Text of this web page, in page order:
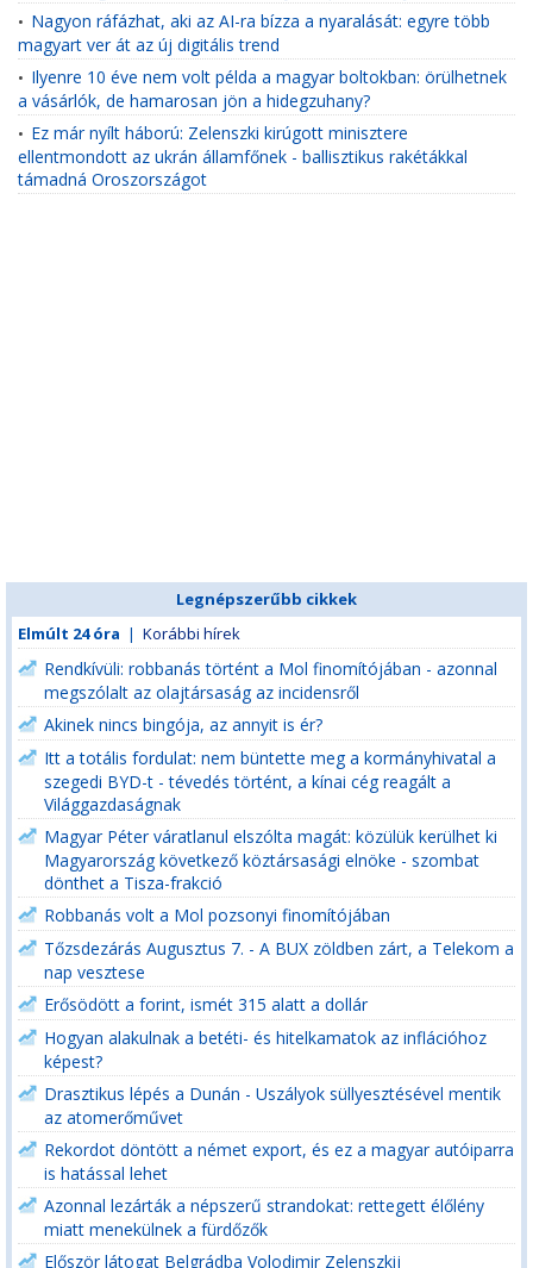
• Nagyon ráfázhat, aki az AI-ra bízza a nyaralását: egyre több
magyart ver át az új digitális trend
• Ilyenre 10 éve nem volt példa a magyar boltokban: örülhetnek
a vásárlók, de hamarosan jön a hidegzuhany?
• Ez már nyílt háború: Zelenszki kirúgott minisztere
ellentmondott az ukrán államfőnek - ballisztikus rakétákkal
támadná Oroszországot
Legnépszerűbb cikkek
Elmúlt 24 óra | Korábbi hírek
Rendkívüli: robbanás történt a Mol finomítójában - azonnal
megszólalt az olajtársaság az incidensről
Akinek nincs bingója, az annyit is ér?
Itt a totális fordulat: nem büntette meg a kormányhivatal a
szegedi BYD-t - tévedés történt, a kínai cég reagált a
Világgazdaságnak
Magyar Péter váratlanul elszólta magát: közülük kerülhet ki
Magyarország következő köztársasági elnöke - szombat
dönthet a Tisza-frakció
Robbanás volt a Mol pozsonyi finomítójában
Tőzsdezárás Augusztus 7. - A BUX zöldben zárt, a Telekom a
nap vesztese
Erősödött a forint, ismét 315 alatt a dollár
Hogyan alakulnak a betéti- és hitelkamatok az inflációhoz
képest?
Drasztikus lépés a Dunán - Uszályok süllyesztésével mentik
az atomerőművet
Rekordot döntött a német export, és ez a magyar autóiparra
is hatással lehet
Azonnal lezárták a népszerű strandokat: rettegett élőlény
miatt menekülnek a fürdőzők
Először látogat Belgrádba Volodimir Zelenszkij